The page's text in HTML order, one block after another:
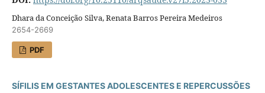
Dhara da Conceição Silva, Renata Barros Pereira Medeiros
2654-2669
PDF
SÍFILIS EM GESTANTES ADOLESCENTES E REPERCUSSÕES